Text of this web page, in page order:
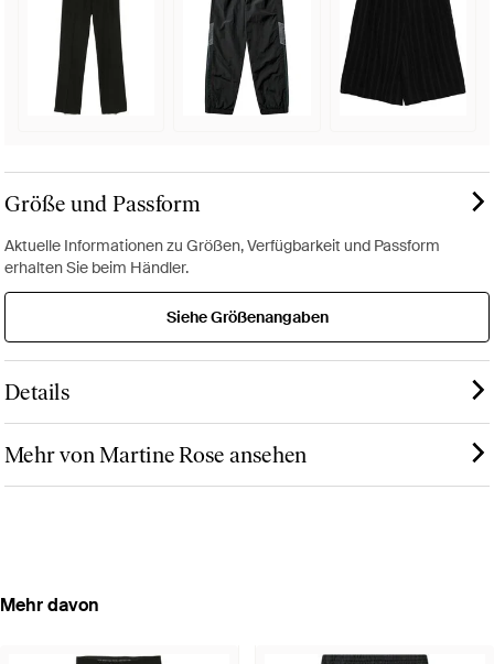
Größe und Passform
Aktuelle Informationen zu Größen, Verfügbarkeit und Passform
erhalten Sie beim Händler.
Siehe Größenangaben
Details
Mehr von Martine Rose ansehen
Mehr davon